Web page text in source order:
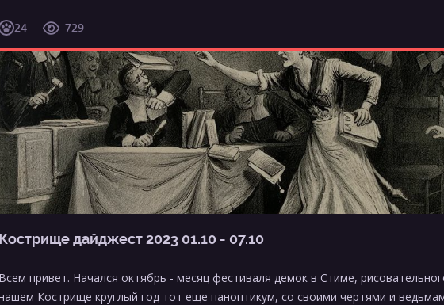
24 729
Кострище дайджест 2023 01.10 - 07.10
Всем привет. Начался октябрь - месяц фестиваля демок в Стиме,
Кострище круглый год тот еще паноптикум, со своими чертями и